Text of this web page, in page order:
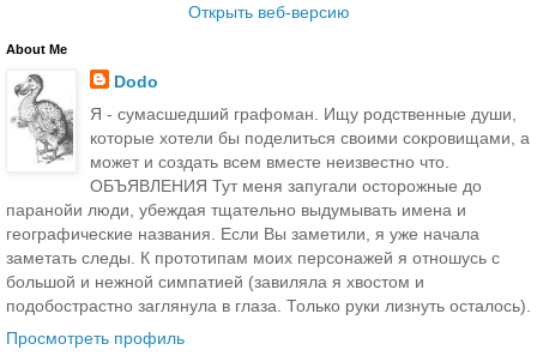
Открыть веб-версию
About Me
Dodo
Я - сумасшедший графоман. Ищу родственные души,
которые хотели бы поделиться своими сокровищами, а
может и создать всем вместе неизвестно что.
ОБЪЯВЛЕНИЯ Тут меня запугали осторожные до
паранойи люди, убеждая тщательно выдумывать имена и
географические названия. Если Вы заметили, я уже начала
заметать следы. К прототипам моих персонажей я отношусь с
большой и нежной симпатией (завиляла я хвостом и
подобострастно заглянула в глаза. Только руки лизнуть осталось).
Просмотреть профиль